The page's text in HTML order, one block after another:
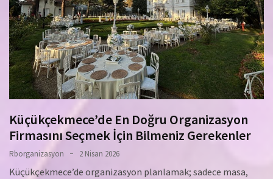
Küçükçekmece’de En Doğru Organizasyon
Firmasını Seçmek İçin Bilmeniz Gerekenler
Rborganizasyon 2 Nisan 2026
Küçükçekmece’de organizasyon planlamak; sadece masa,